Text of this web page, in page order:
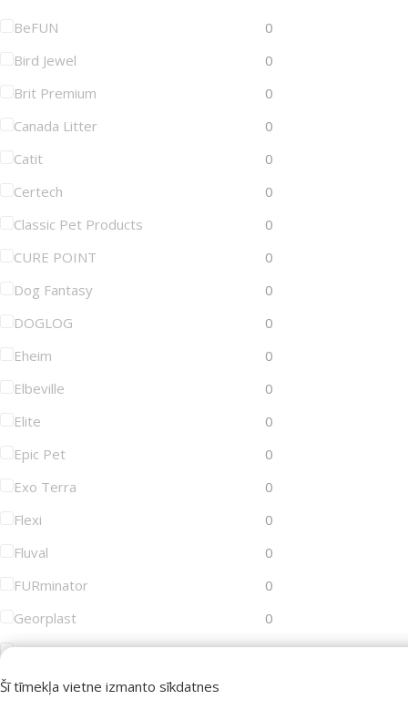
Šī tīmekļa vietne izmanto sīkdatnes
BeFUN
0
Bird Jewel
0
Brit Premium
0
Canada Litter
0
Catit
0
Certech
0
Classic Pet Products
0
CURE POINT
0
Dog Fantasy
0
DOGLOG
0
Eheim
0
Elbeville
0
Elite
0
Epic Pet
0
Exo Terra
0
Flexi
0
Fluval
0
FURminator
0
Georplast
0
GimDog
0
Groom Professional